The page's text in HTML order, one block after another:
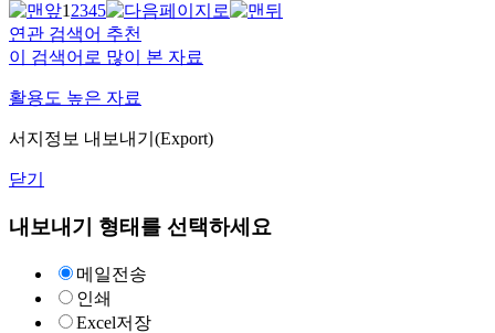
12345
연관 검색어 추천
이 검색어로 많이 본 자료
활용도 높은 자료
서지정보 내보내기(Export)
닫기
내보내기 형태를 선택하세요
메일전송
인쇄
Excel저장